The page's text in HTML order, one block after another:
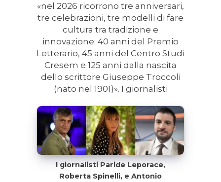
«nel 2026 ricorrono tre anniversari,
tre celebrazioni, tre modelli di fare
cultura tra tradizione e
innovazione: 40 anni del Premio
Letterario, 45 anni del Centro Studi
Cresem e 125 anni dalla nascita
dello scrittore Giuseppe Troccoli
(nato nel 1901)». I giornalisti
I giornalisti Paride Leporace,
Roberta Spinelli, e Antonio